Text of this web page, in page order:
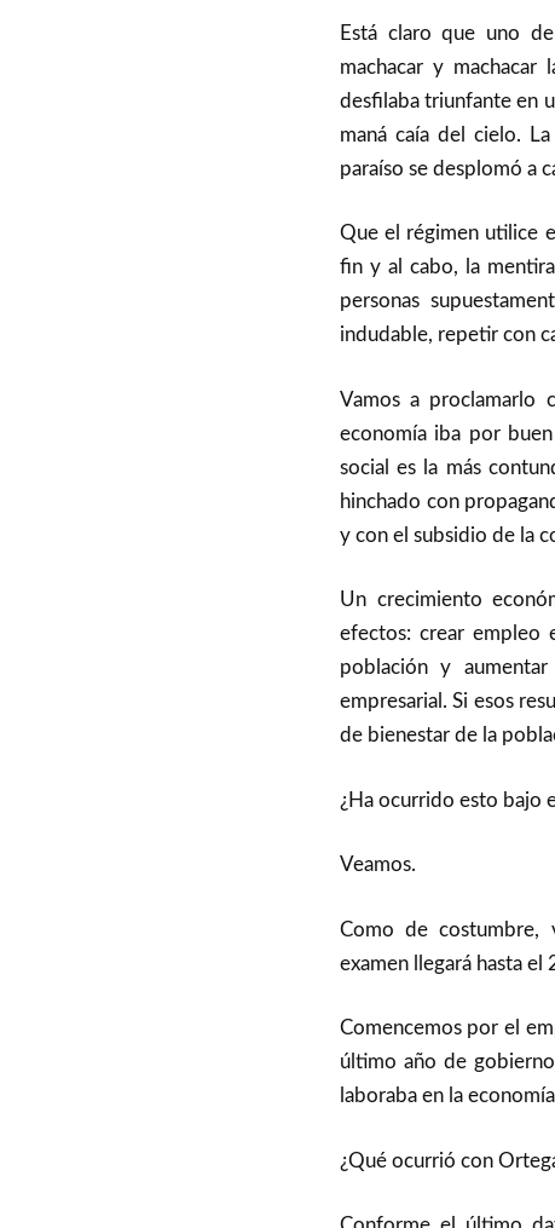
Está claro que uno
machacar y
desfilaba triunfante en
maná caía del cielo.
paraíso se desplomó a
Que el régimen utilice
fin y al cabo, la
personas
indudable, repetir con
Vamos a proclamarlo
economía iba por
social es la más
hinchado con
y con el subsidio de la
Un crecimiento
efectos: crear empleo
población y
empresarial. Si esos
de bienestar de la
¿Ha ocurrido esto bajo
Veamos.
Como de costumbre,
examen llegará hasta el
Comencemos por el
último año de
laboraba en la
¿Qué ocurrió con